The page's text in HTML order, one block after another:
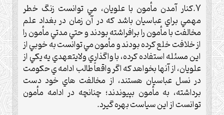
7.کنار آمدن مأمون با علويان، مي توانست زنگ خطر
مهمي براي عباسيان باشد که در آن زمان در بغداد علم
مخالفت با مأمون را برافراشته بودند و حتي مدتي مأمون را
از خلافت خلع کرده بودند و مأمون مي توانست به خوبي از
اين مسئله استفاده کرده، با واگذاري ولايتعهدي يه يکي از
علويان، از آنها بخواهد که اگر واقعاً طالب ادامه ي حکومت
در نسل عباسيان هستند، از مخالفت هاي خود دست
برداشته، به مأمون بپيوندند؛ چنانچه در ادامه مأمون
توانست از اين سياست بهره گيرد.